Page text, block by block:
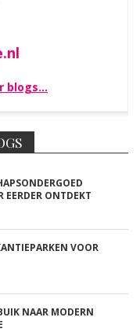
blogs…
EERDER ONTDEKT
VOOR
NAAR MODERN